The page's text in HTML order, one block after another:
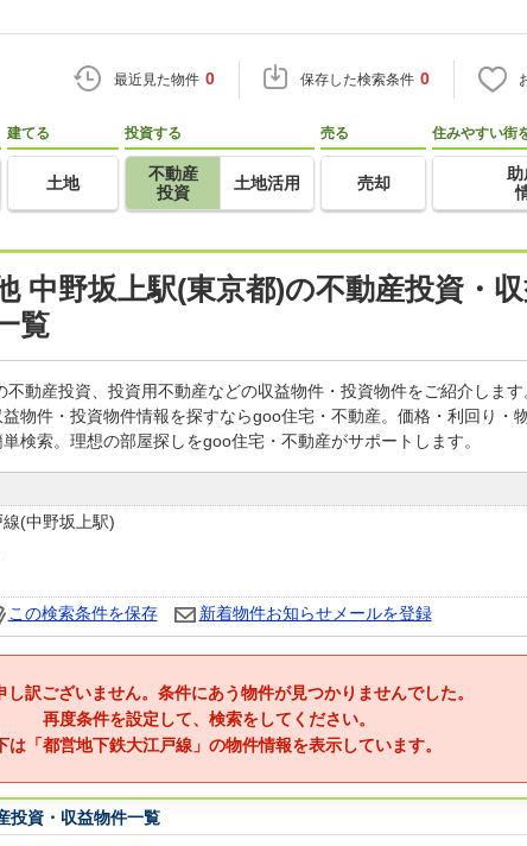
最近見た物件 0 保存した検索条件 0
建てる
土地
投資する
不動産
投資
土地活用
売る
売却
住みやすい街
中野坂上駅(東京都)の不動産投資・
覧
不動産投資、投資用不動産などの収益物件・投資物件をご紹介しま
物件・投資物件情報を探すならgoo住宅・不動産。価格・利回り・
検索。理想の部屋探しをgoo住宅・不動産がサポートします。
線(中野坂上駅)
この検索条件を保存 新着物件お知らせメールを登録
し訳ございません。条件にあう物件が見つかりませんでした。
再度条件を設定して、検索をしてください。
は「都営地下鉄大江戸線」の物件情報を表示しています。
投資・収益物件一覧